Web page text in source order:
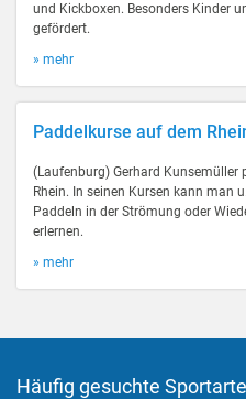
und Kickboxen. Besonders Kinder
gefördert.
» mehr
Paddelkurse auf dem
(Laufenburg) Gerhard Kunsemüller
Rhein. In seinen Kursen kann man
Paddeln in der Strömung oder
erlernen.
» mehr
Häufig gesuchte